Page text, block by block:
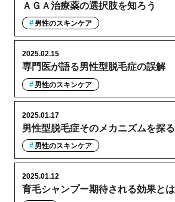
ＡＧＡ治療薬の選択肢を知ろう
男性のスキンケア
専門医が語る男性型脱毛症の誤解
2025.02.15
男性のスキンケア
男性型脱毛症そのメカニズムを探る
2025.01.17
男性のスキンケア
育毛シャンプー期待される効果とは
2025.01.12